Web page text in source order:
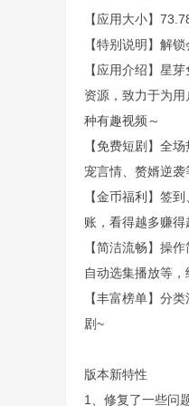
【应用大小】
【特别说明】解
【应用介绍】星
资源，致力于为
种有趣视频～
【免费短剧】全
宠言情、赘婿逆
【金币福利】签
账，看得越多赚得
【简洁流畅】操
自动选集播放等
【丰富榜单】分
剧~
版本新特性
1、修复了一些问